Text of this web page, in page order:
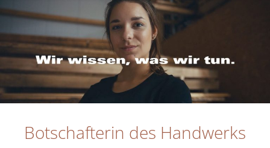
Willkommen
Über uns
Treppen
Renovierung
Kontakt
Botschafterin des Handwerks